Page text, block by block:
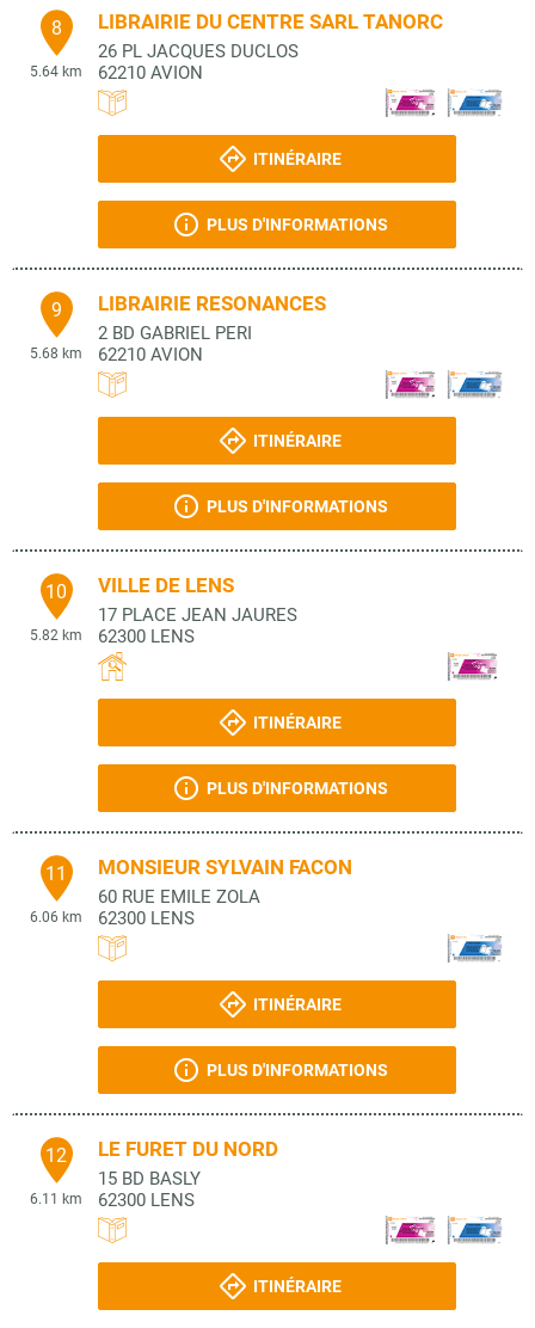
8
5.64 km
LIBRAIRIE DU CENTRE SARL TANORC
26 PL JACQUES DUCLOS
62210 AVION
ITINÉRAIRE
PLUS D'INFORMATIONS
9
5.68 km
LIBRAIRIE RESONANCES
2 BD GABRIEL PERI
62210 AVION
ITINÉRAIRE
PLUS D'INFORMATIONS
10
5.82 km
VILLE DE LENS
17 PLACE JEAN JAURES
62300 LENS
ITINÉRAIRE
PLUS D'INFORMATIONS
11
6.06 km
MONSIEUR SYLVAIN FACON
60 RUE EMILE ZOLA
62300 LENS
ITINÉRAIRE
PLUS D'INFORMATIONS
12
6.11 km
LE FURET DU NORD
15 BD BASLY
62300 LENS
ITINÉRAIRE